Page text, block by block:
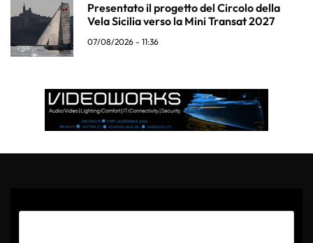
Presentato il progetto del Circolo della
Vela Sicilia verso la Mini Transat 2027
07/08/2026 - 11:36